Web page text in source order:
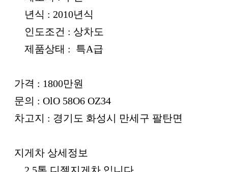
년식 : 2010년식
인도조건 : 상차도
제품상태 : 특A급
가격 : 1800만원
문의 : OlO 58O6 OZ34
차고지 : 경기도 화성시 만세구 팔탄면
지게차 상세정보
2.5톤 디젤지게차 입니다